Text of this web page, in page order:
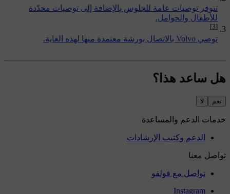
تتوفر توصيات عامة للجلوس بالإضافة إلى توصيات محدّدة
للأطفال والحوامل.
[3]
توصي Volvo بالاتصال بورشة معتمدة منها لهذه الغاية.
هل ساعد هذا؟
نعم لا